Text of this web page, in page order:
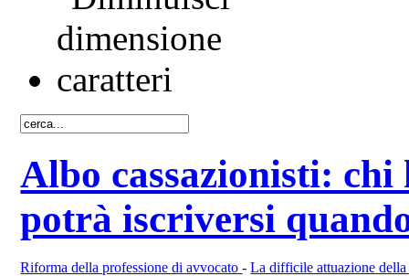
Albo cassazionisti:
potrà iscriversi
Riforma della professione di avvocato-La difficile attuazione